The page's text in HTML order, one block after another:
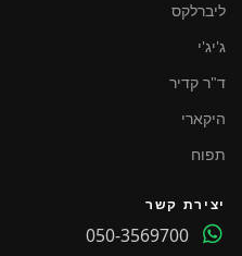
ליברלקס
ג'יג'י
ד"ר קדיר
היקארי
תפוח
יצירת קשר